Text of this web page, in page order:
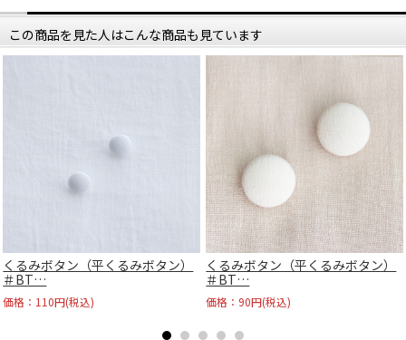
この商品を見た人はこんな商品も見ています
くるみボタン（平くるみボタン）
＃BT…
価格：110円(税込)
くるみボタン（平くるみボタン）
＃BT…
価格：90円(税込)